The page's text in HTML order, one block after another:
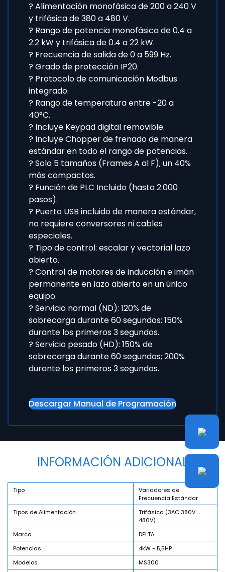
? Alimentación monofásica de 200 a 240 V
y trifásica de 380 a 480 V.
? Rango de potencia monofásica de 0.4 a
2.2 kW y trifásica de 0.4 a 22 kW.
? Frecuencia de salida de 0 a 599 Hz.
? Grado de protección IP20.
? Protocolo de comunicación Modbus
integrado.
? Rango de temperatura entre -20 a
40°C.
? Incluye Keypad digital removible.
? Incluye Chopper de frenado de manera
estándar en todo el rango de potencias.
? Solo 5 tamaños (Frames A al F); un 40%
más compactos.
? Función de PLC Incluido (hasta 2.000
pasos).
? Puerto USB incluido de manera estándar,
no requiere conversores ni cables
especiales.
? Tipo de control: escalar y vectorial lazo
abierto.
? Control de motores de inducción e imán
permanente en lazo abierto en un único
equipo.
? Servicio normal (ND): 120% de
sobrecarga durante 60 segundos; 150%
durante los primeros 3 segundos.
? Servicio pesado (HD): 150% de
sobrecarga durante 60 segundos; 200%
durante los primeros 3 segundos.
Descargar Manual de Programación
INFORMACIÓN ADICIONAL
Tipo
Variadores de
Frecuencia Estándar
Tipos de Alimentación
Trifásica (3AC 380V ...
480V)
Marca
DELTA
Potencias
4kW - 5,5HP
Modelos
MS300